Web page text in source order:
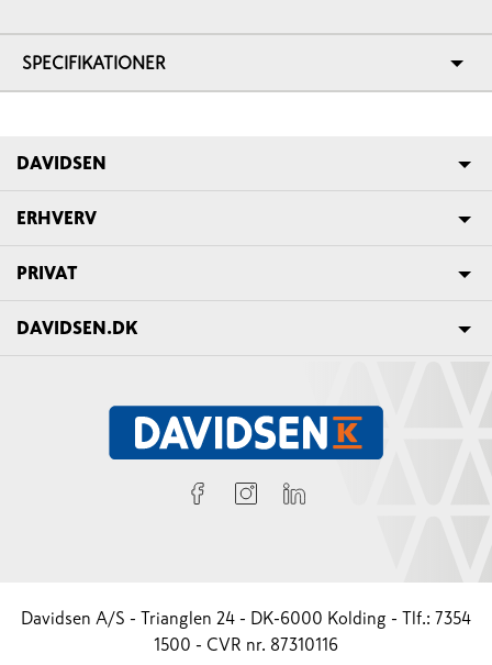
SPECIFIKATIONER
DAVIDSEN
ERHVERV
PRIVAT
DAVIDSEN.DK
Davidsen A/S - Trianglen 24 - DK-6000 Kolding - Tlf.: 7354
1500 - CVR nr. 87310116